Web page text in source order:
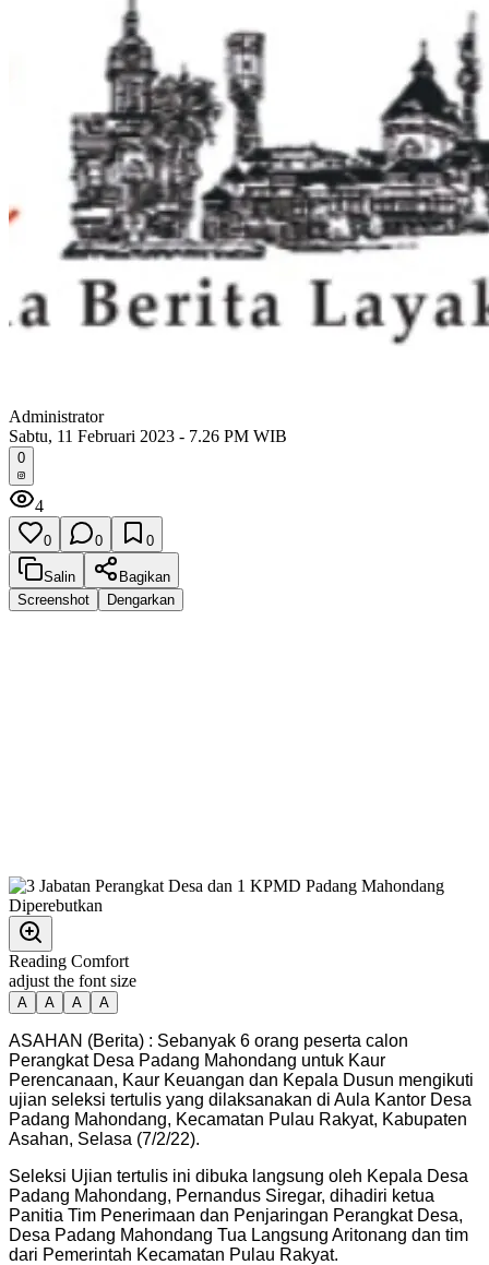
Administrator
Sabtu, 11 Februari 2023 - 7.26 PM WIB
0
4
0 0 0
Salin
Bagikan
Screenshot
Dengarkan
Reading Comfort
adjust the font size
A A A A
ASAHAN (Berita) : Sebanyak 6 orang peserta calon
Perangkat Desa Padang Mahondang untuk Kaur
Perencanaan, Kaur Keuangan dan Kepala Dusun mengikuti
ujian seleksi tertulis yang dilaksanakan di Aula Kantor Desa
Padang Mahondang, Kecamatan Pulau Rakyat, Kabupaten
Asahan, Selasa (7/2/22).
Seleksi Ujian tertulis ini dibuka langsung oleh Kepala Desa
Padang Mahondang, Pernandus Siregar, dihadiri ketua
Panitia Tim Penerimaan dan Penjaringan Perangkat Desa,
Desa Padang Mahondang Tua Langsung Aritonang dan tim
dari Pemerintah Kecamatan Pulau Rakyat.